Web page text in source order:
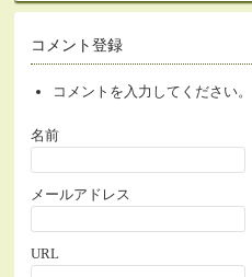
コメント登録
コメントを入力してください。
名前
メールアドレス
URL